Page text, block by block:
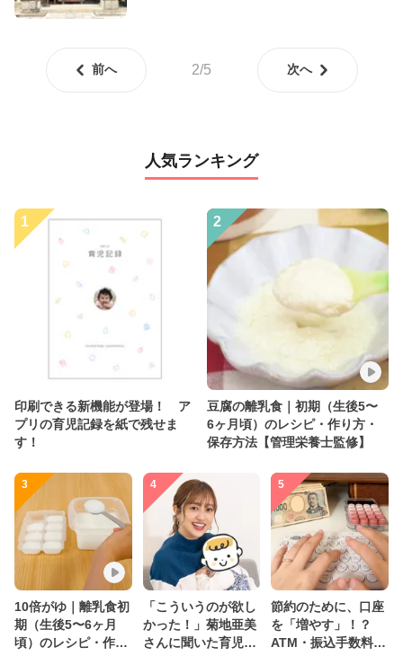
前へ 2/5 次へ
人気ランキング
1
印刷できる新機能が登場！ ア
プリの育児記録を紙で残せま
す！
2
豆腐の離乳食｜初期（生後5〜
6ヶ月頃）のレシピ・作り方・
保存方法【管理栄養士監修】
3
10倍がゆ｜離乳食初
期（生後5〜6ヶ月
頃）のレシピ・作り
4
「こういうのが欲し
かった！」菊地亜美
さんに聞いた育児
5
節約のために、口座
を「増やす」！？
ATM・振込手数料の